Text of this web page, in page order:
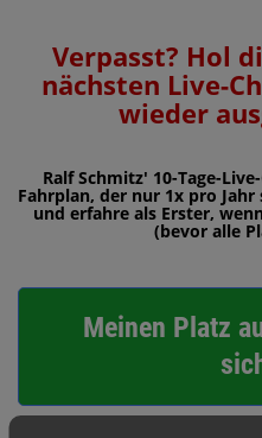
Verpasst? Hol
nächsten Live-
wieder
Ralf Schmitz' 10-Tage-
Fahrplan, der nur 1x pro
und erfahre als Erster,
(bevor alle
Meinen Platz